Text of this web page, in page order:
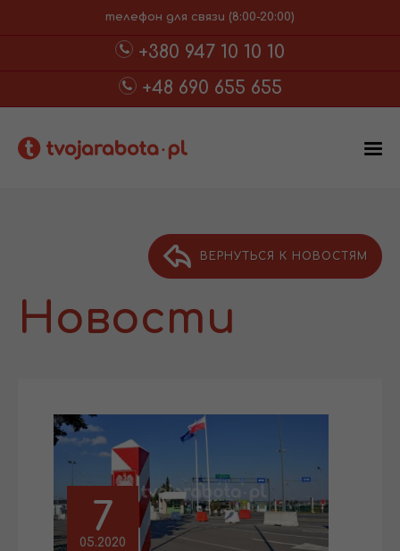
телефон для связи (8:00-20:00)
+380 947 10 10 10
+48 690 655 655
ВЕРНУТЬСЯ К НОВОСТЯМ
Новости
7
05.2020